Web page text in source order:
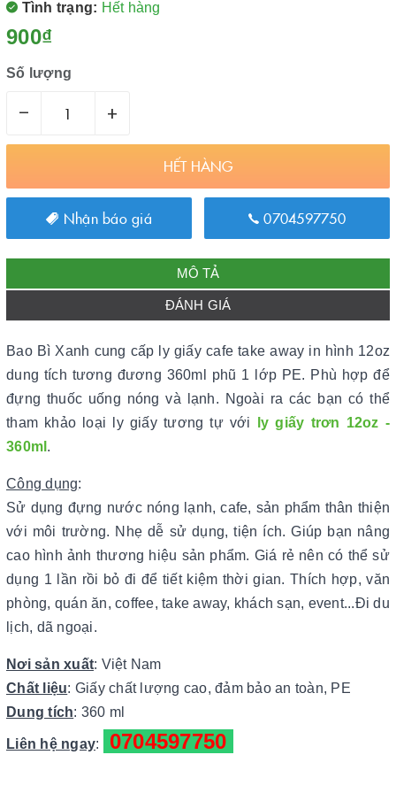
Tình trạng: Hết hàng
900₫
Số lượng
– +
HẾT HÀNG
Nhận báo giá 0704597750
MÔ TẢ
ĐÁNH GIÁ
Bao Bì Xanh cung cấp ly giấy cafe take away in hình 12oz
dung tích tương đương 360ml phũ 1 lớp PE. Phù hợp để
đựng thuốc uống nóng và lạnh. Ngoài ra các bạn có thể
tham khảo loại ly giấy tương tự với
ly giấy trơn 12oz -
360ml .
Công dụng:
Sử dụng đựng nước nóng lạnh, cafe, sản phẩm thân thiện
với môi trường. Nhẹ dễ sử dụng, tiện ích. Giúp bạn nâng
cao hình ảnh thương hiệu sản phẩm. Giá rẻ nên có thể sử
dụng 1 lần rồi bỏ đi để tiết kiệm thời gian. Thích hợp, văn
phòng, quán ăn, coffee, take away, khách sạn, event...Đi du
lịch, dã ngoại.
Nơi sản xuất: Việt Nam
Chất liệu: Giấy chất lượng cao, đảm bảo an toàn, PE
Dung tích: 360 ml
Liên hệ ngay: 0704597750